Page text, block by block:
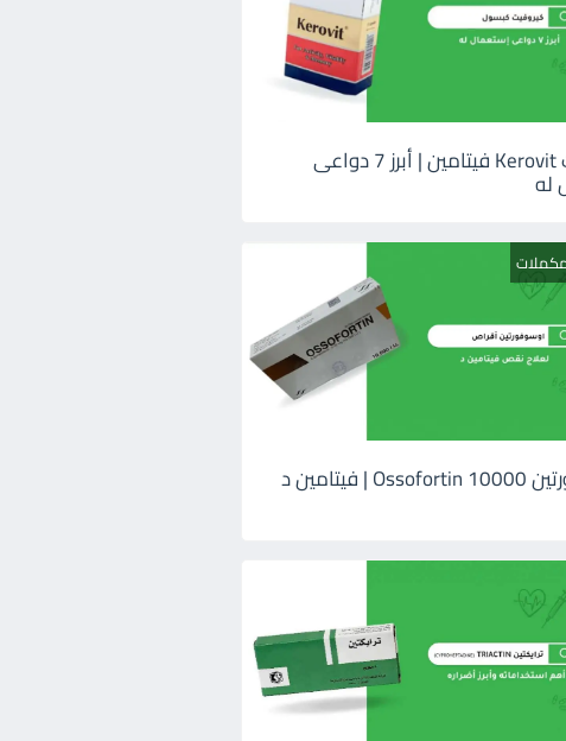
كيروفيت Kerovit فيتامين | أبرز 7 دواعى
له
اوسوفورتين 10000 Ossofortin | فيتامين د